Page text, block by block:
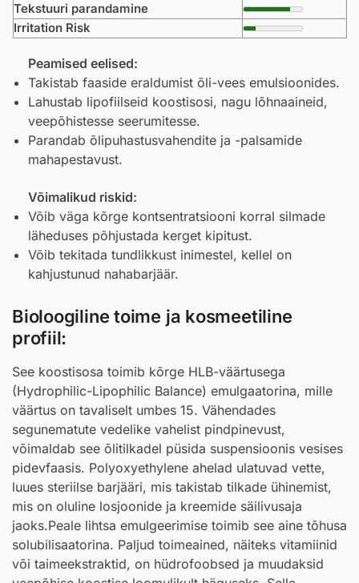
Tekstuuri parandamine
Irritation Risk
Peamised eelised:
Takistab faaside eraldumist õli-vees emulsioonides.
Lahustab lipofiilseid koostisosi, nagu lõhnaaineid,
veepõhistesse seerumitesse.
Parandab õlipuhastusvahendite ja -palsamide
mahapestavust.
Võimalikud riskid:
Võib väga kõrge kontsentratsiooni korral silmade
läheduses põhjustada kerget kipitust.
Võib tekitada tundlikkust inimestel, kellel on
kahjustunud nahabarjäär.
Bioloogiline toime ja kosmeetiline
profiil:
See koostisosa toimib kõrge HLB-väärtusega
(Hydrophilic-Lipophilic Balance) emulgaatorina, mille
väärtus on tavaliselt umbes 15. Vähendades
segunematute vedelike vahelist pindpinevust,
võimaldab see õlitilkadel püsida suspensioonis vesises
pidevfaasis. Polyoxyethylene ahelad ulatuvad vette,
luues steriilse barjääri, mis takistab tilkade ühinemist,
mis on oluline losjoonide ja kreemide säilivusaja
jaoks.Peale lihtsa emulgeerimise toimib see aine tõhusa
solubilisaatorina. Paljud toimeained, näiteks vitamiinid
või taimeekstraktid, on hüdrofoobsed ja muudaksid